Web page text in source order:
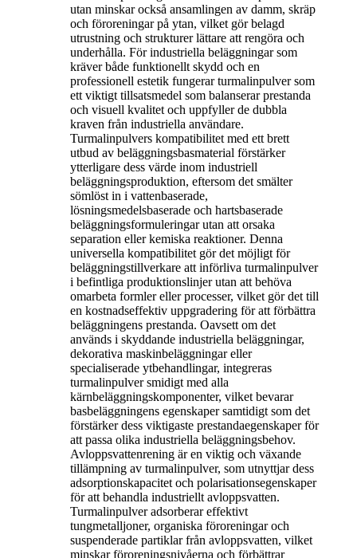
utan minskar också ansamlingen av damm, skräp
och föroreningar på ytan, vilket gör belagd
utrustning och strukturer lättare att rengöra och
underhålla. För industriella beläggningar som
kräver både funktionellt skydd och en
professionell estetik fungerar turmalinpulver som
ett viktigt tillsatsmedel som balanserar prestanda
och visuell kvalitet och uppfyller de dubbla
kraven från industriella användare.
Turmalinpulvers kompatibilitet med ett brett
utbud av beläggningsbasmaterial förstärker
ytterligare dess värde inom industriell
beläggningsproduktion, eftersom det smälter
sömlöst in i vattenbaserade,
lösningsmedelsbaserade och hartsbaserade
beläggningsformuleringar utan att orsaka
separation eller kemiska reaktioner. Denna
universella kompatibilitet gör det möjligt för
beläggningstillverkare att införliva turmalinpulver
i befintliga produktionslinjer utan att behöva
omarbeta formler eller processer, vilket gör det till
en kostnadseffektiv uppgradering för att förbättra
beläggningens prestanda. Oavsett om det
används i skyddande industriella beläggningar,
dekorativa maskinbeläggningar eller
specialiserade ytbehandlingar, integreras
turmalinpulver smidigt med alla
kärnbeläggningskomponenter, vilket bevarar
basbeläggningens egenskaper samtidigt som det
förstärker dess viktigaste prestandaegenskaper för
att passa olika industriella beläggningsbehov.
Avloppsvattenrening är en viktig och växande
tillämpning av turmalinpulver, som utnyttjar dess
adsorptionskapacitet och polarisationsegenskaper
för att behandla industriellt avloppsvatten.
Turmalinpulver adsorberar effektivt
tungmetalljoner, organiska föroreningar och
suspenderade partiklar från avloppsvatten, vilket
minskar föroreningsnivåerna och förbättrar